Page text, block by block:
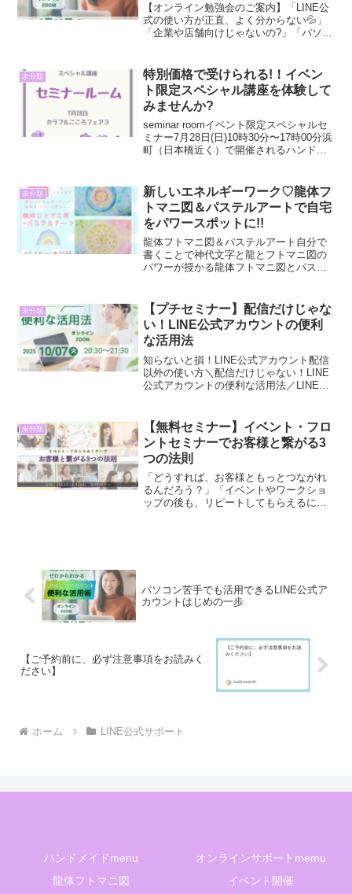
【オンライン勉強会のご案内】「LINE公
式の使い方が正直、よく分からない💦」
「企業や店舗向けじゃないの?」「パソコ
苦手な方のために、6～7回に渡って勉強
会を開催します...
未分類
特別価格で受けられる!！イベン
ト限定スペシャル講座を体験して
みませんか?
seminar roomイベント限定スペシャルセ
ミナー7月28日(日)10時30分〜17時00分浜
町（日本橋近く）で開催されるハンドメ
よるイベント限定のスペシャル講座が...
未分類
新しいエネルギーワーク♡龍体フ
トマニ図＆パステルアートで自宅
をパワースポットに!!
龍体フトマニ図＆パステルアート自分で
書くことで神代文字と龍とフトマニ図の
パワーが授かる龍体フトマニ図とパステ
とができます。そのフトマニ図をパステ
ルアートと掛け合わ...
未分類
【プチセミナー】配信だけじゃな
い！LINE公式アカウントの便利
な活用法
知らないと損！LINE公式アカウント配信
以外の使い方＼配信だけじゃない！LINE
公式アカウントの便利な活用法／LINE公
ない。実は 申込フォームとしても活用で
きるのをご...
未分類
【無料セミナー】イベント・フロ
ントセミナーでお客様と繋がる3
つの法則
「どうすれば、お客様ともっとつながれ
るんだろう？」「イベントやワークショ
ップの後も、リピートしてもらえるに
パソコン苦手でも活用できるLINE公式ア
カウントはじめの一歩
【ご予約前に、必ず注意事項をお読みく
ださい】
ホーム LINE公式サポート
ハンドメイドmenu
オンラインサポートmemu
龍体フトマニ図
イベント開催